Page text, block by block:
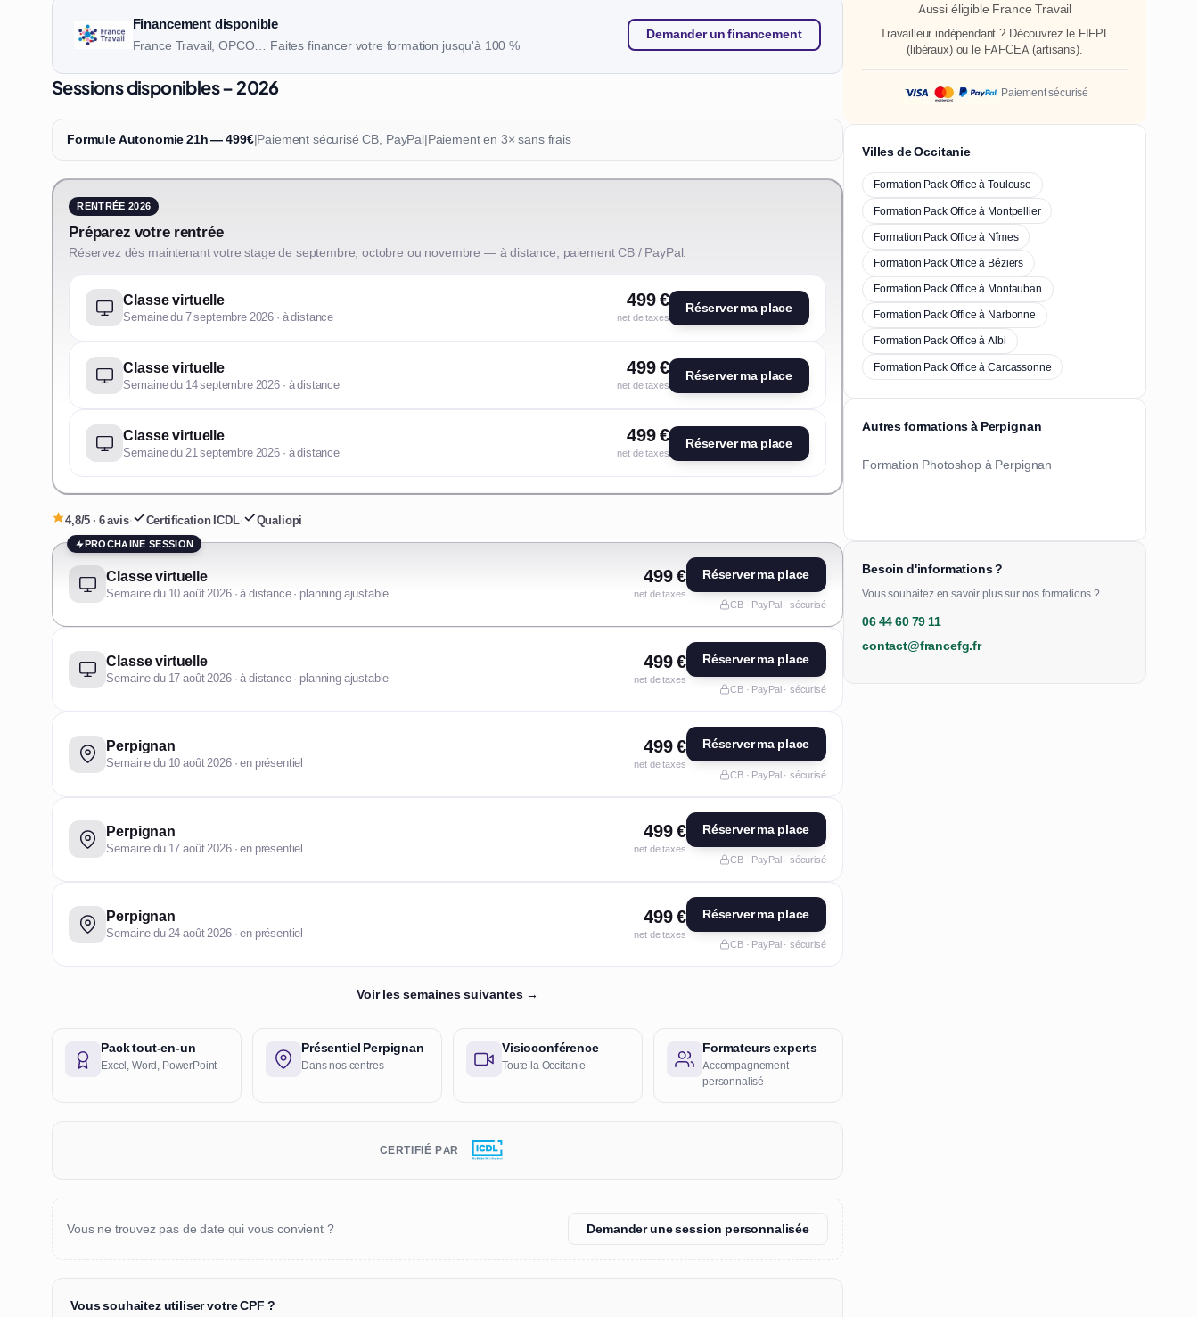
Financement disponible
France Travail, OPCO… Faites financer votre formation jusqu'à 100 %
Demander un financement
Sessions disponibles – 2026
Formule Autonomie 21h — 499€|Paiement sécurisé CB, PayPal|Paiement en 3× sans frais
RENTRÉE 2026
Préparez votre rentrée
Réservez dès maintenant votre stage de septembre, octobre ou novembre — à distance, paiement CB / PayPal.
Classe virtuelle
Semaine du 7 septembre 2026 · à distance
499 €
net de taxes
Réserver ma place
Classe virtuelle
Semaine du 14 septembre 2026 · à distance
499 €
net de taxes
Réserver ma place
Classe virtuelle
Semaine du 21 septembre 2026 · à distance
499 €
net de taxes
Réserver ma place
4,8/5 · 6 avis· Certification ICDL· Qualiopi
PROCHAINE SESSION
Classe virtuelle
Semaine du 10 août 2026 · à distance · planning ajustable
499 €
net de taxes
Réserver ma place
CB · PayPal · sécurisé
Classe virtuelle
Semaine du 17 août 2026 · à distance · planning ajustable
499 €
net de taxes
Réserver ma place
CB · PayPal · sécurisé
Perpignan
Semaine du 10 août 2026 · en présentiel
499 €
net de taxes
Réserver ma place
CB · PayPal · sécurisé
Perpignan
Semaine du 17 août 2026 · en présentiel
499 €
net de taxes
Réserver ma place
CB · PayPal · sécurisé
Perpignan
Semaine du 24 août 2026 · en présentiel
499 €
net de taxes
Réserver ma place
CB · PayPal · sécurisé
Voir les semaines suivantes →
Pack tout-en-un
Excel, Word, PowerPoint
Présentiel Perpignan
Dans nos centres
Visioconférence
Toute la Occitanie
Formateurs experts
Accompagnement
personnalisé
CERTIFIÉ PAR
Vous ne trouvez pas de date qui vous convient ? Demander une session personnalisée
Vous souhaitez utiliser votre CPF ?
Aussi éligible France Travail
Travailleur indépendant ? Découvrez le FIFPL
(libéraux) ou le FAFCEA (artisans).
Paiement sécurisé
Villes de Occitanie
Formation Pack Office à Toulouse
Formation Pack Office à Montpellier
Formation Pack Office à Nîmes
Formation Pack Office à Béziers
Formation Pack Office à Montauban
Formation Pack Office à Narbonne
Formation Pack Office à Albi
Formation Pack Office à Carcassonne
Autres formations à Perpignan
Formation Photoshop à Perpignan
Besoin d'informations ?
Vous souhaitez en savoir plus sur nos formations ?
06 44 60 79 11
contact@francefg.fr